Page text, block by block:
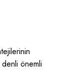
denli önemli